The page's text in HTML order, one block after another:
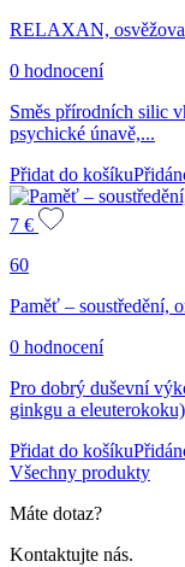
RELAXAN,
0 hodnocení
Směs přírodních silic
psychické únavě,...
Přidat do košíku
7 €
60
Paměť – soustředění,
0 hodnocení
Pro dobrý duševní
ginkgu a
Přidat do košíku
Všechny produkty
Máte dotaz?
Kontaktujte nás.